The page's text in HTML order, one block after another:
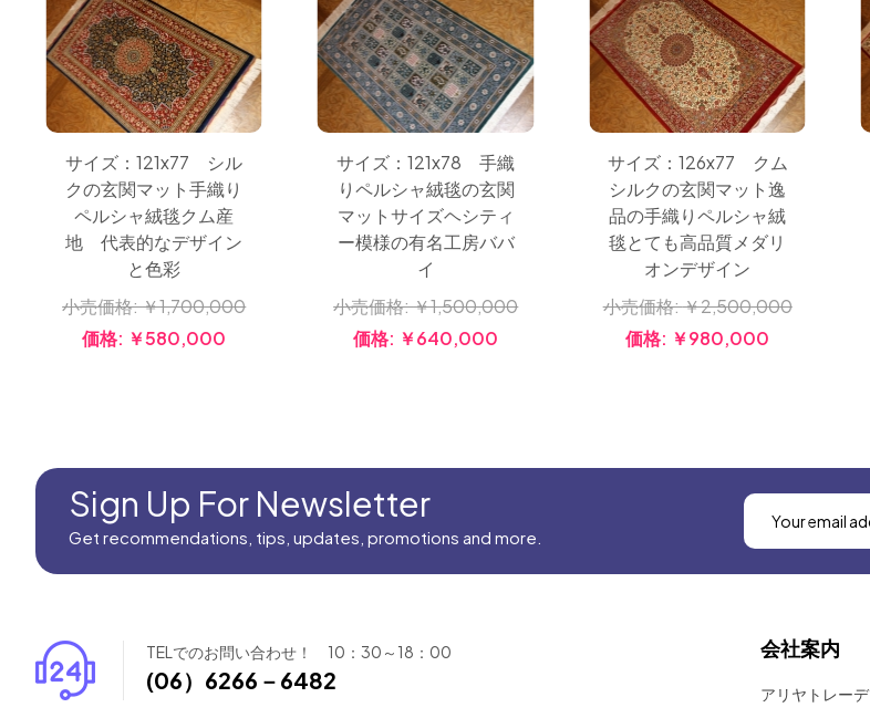
サイズ：121x77 シル
クの玄関マット手織り
ペルシャ絨毯クム産
地 代表的なデザイン
と色彩
小売価格:￥1,700,000
価格: ￥580,000
サイズ：121x78 手織
りペルシャ絨毯の玄関
マットサイズヘシティ
ー模様の有名工房ババ
イ
小売価格:￥1,500,000
価格: ￥640,000
サイズ：126x77 クム
シルクの玄関マット逸
品の手織りペルシャ絨
毯とても高品質メダリ
オンデザイン
小売価格:￥2,500,000
価格: ￥980,000
Sign Up For Newsletter
Get recommendations, tips, updates, promotions and more.
TELでのお問い合わせ！ 10：30～18：00
(06）6266－6482
会社案内
アリヤトレー